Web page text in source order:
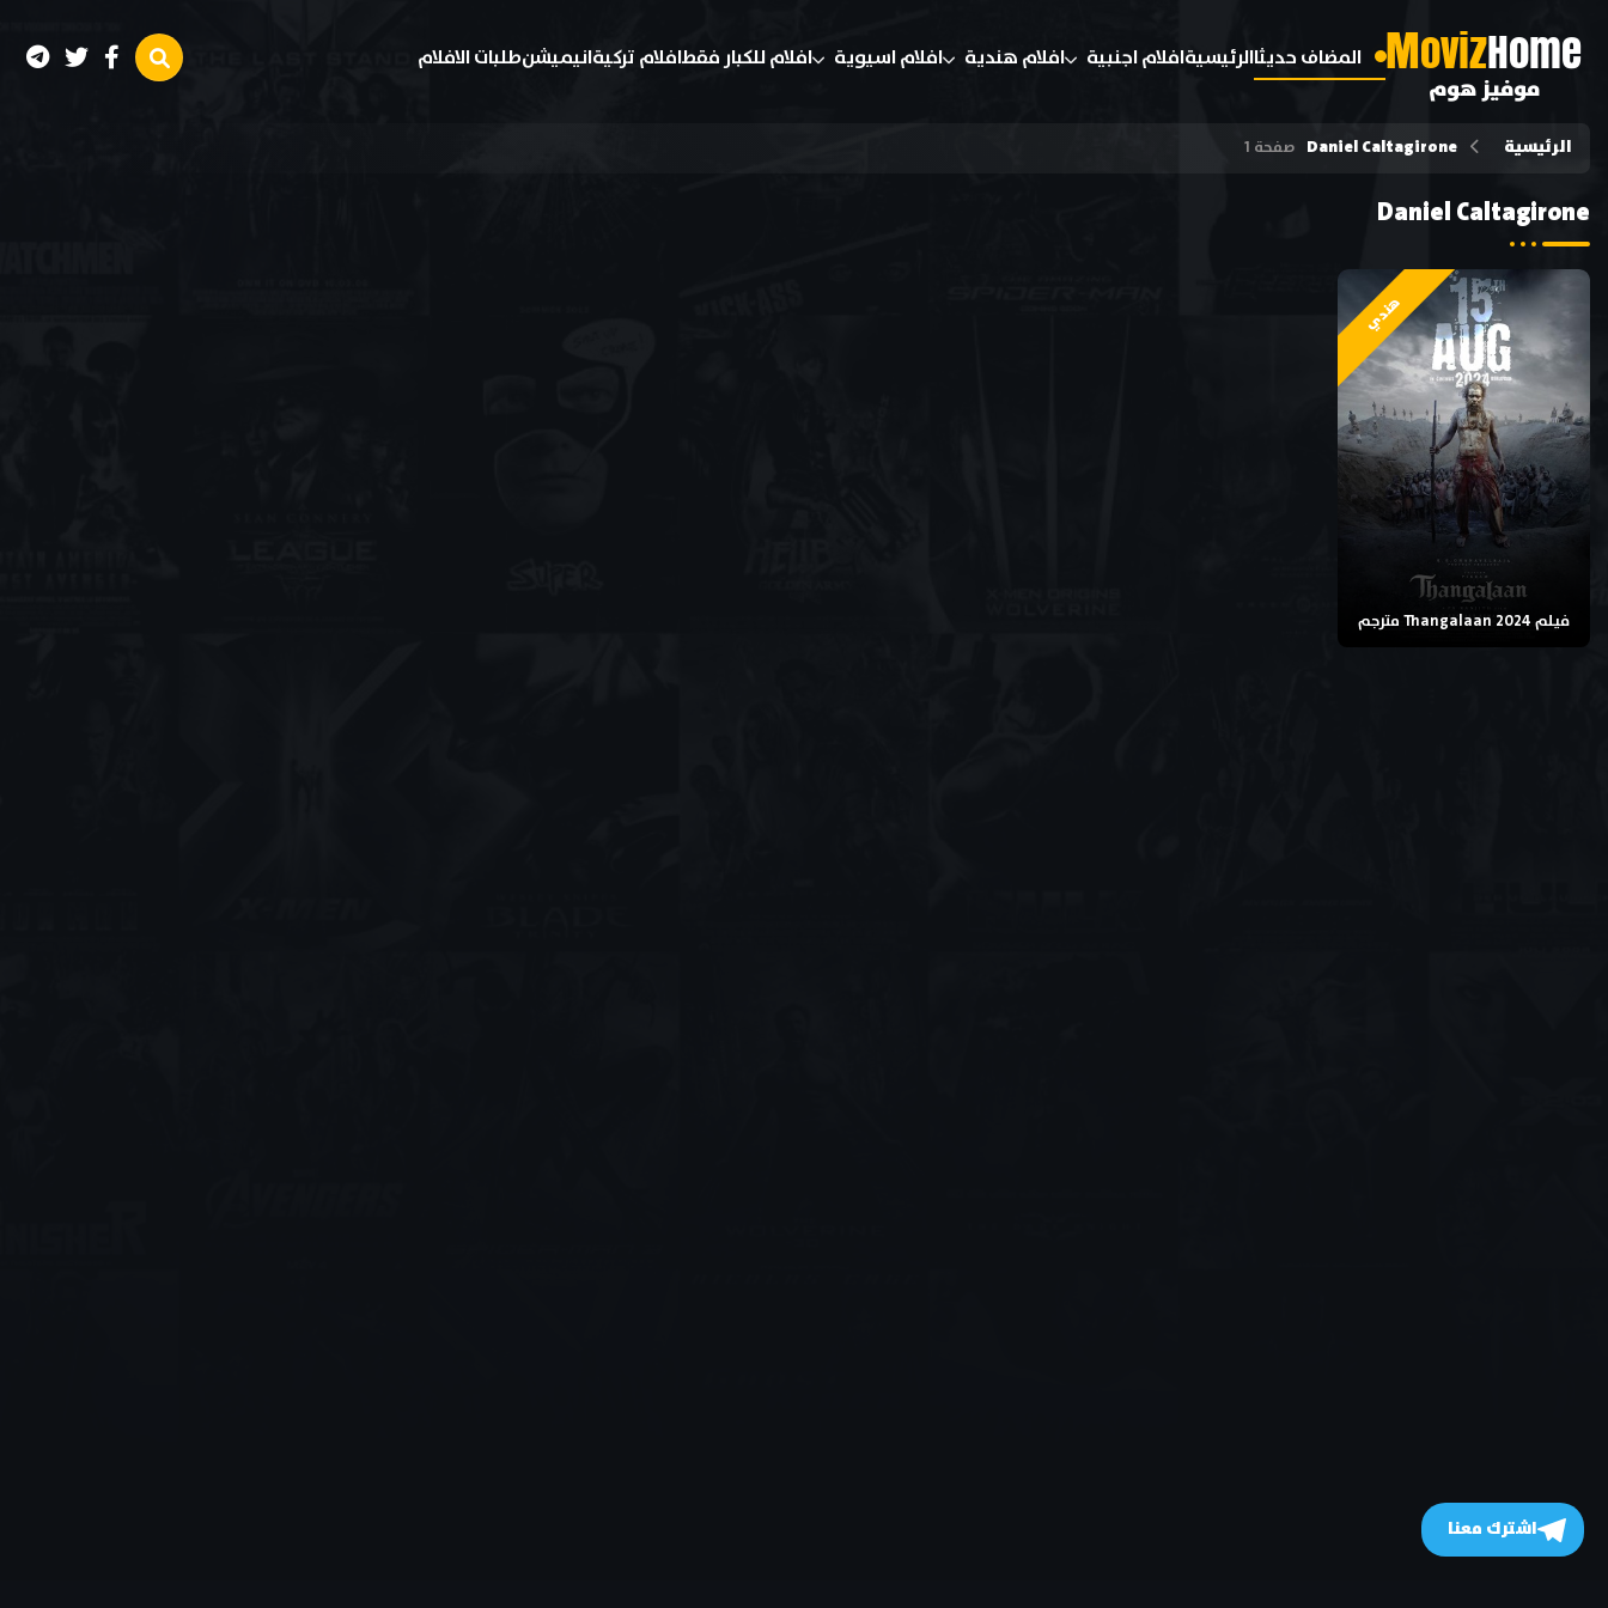
MovizHome
موفيز هوم
المضاف حديثاالرئيسيةافلام اجنبية افلام هندية افلام اسيوية افلام للكبار فقطافلام تركيةانيميشنطلبات الافلام
الرئيسية Daniel Caltagirone صفحة 1
Daniel Caltagirone
هندي
فيلم Thangalaan 2024 مترجم
اشترك معنا